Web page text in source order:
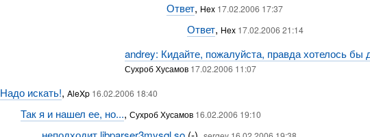
Ответ, Hex 17.02.2006 17:37
Ответ, Hex 17.02.2006 21:14
andrey: Кидайте, пожалуйста, правда хотелось бы
Сухроб Хусамов 17.02.2006 11:07
Надо искать!, AleXp 16.02.2006 18:40
Так я и нашел ее, но...,Сухроб Хусамов 16.02.2006 19:10